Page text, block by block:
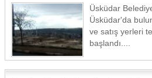
Üsküdar
Üsküdar'da
ve satış yerleri
başlandı....